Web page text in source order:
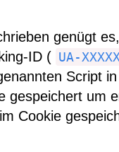
genügt
ID ( UA-
Script
um
Cookie